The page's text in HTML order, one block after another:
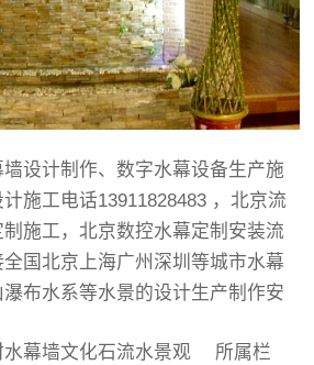
设计制作、数字水幕设备生产施
施工电话13911828483 ，北京流
施工，北京数控水幕定制安装流
国北京上海广州深圳等城市水幕
布水系等水景的设计生产制作安
水幕墙文化石流水景观 所属栏